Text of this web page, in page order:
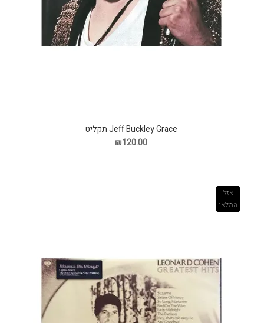
Jeff Buckley Grace תקליט
₪120.00
אזל
המלאי